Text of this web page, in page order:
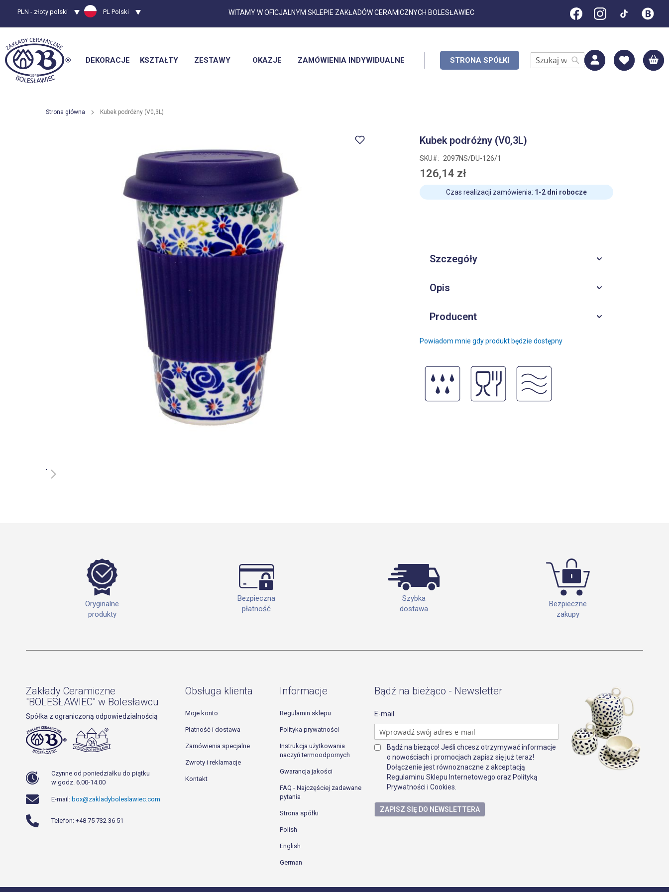
Przejdź
Waluta
PLN - złoty polski Język PL Polski WITAMY W OFICJALNYM SKLEPIE ZAKŁADÓW CERAMICZNYCH BOLESŁAWIEC
DEKORACJE KSZTAŁTY ZESTAWY OKAZJE ZAMÓWIENIA INDYWIDUALNE STRONA SPÓŁKI
Search Search
Strona główna Kubek podróżny (V0,3L)
Kubek podróżny (V0,3L)
SKU 2097NS/DU-126/1
126,14 zł
Powiadom mnie gdy produkt będzie dostępny
Czas realizacji zamówienia: 1-2 dni robocze
Szczegóły
Opis
Producent
Oryginalne
produkty
Bezpieczna
płatność
Szybka
dostawa
Bezpieczne
zakupy
Zakłady Ceramiczne
"BOLESŁAWIEC" w Bolesławcu
Spółka z ograniczoną odpowiedzialnością
Czynne od poniedziałku do piątku
w godz. 6.00-14.00
E-mail: box@zakladyboleslawiec.com
Telefon: +48 75 732 36 51
Obsługa klienta
Moje konto
Płatność i dostawa
Zamówienia specjalne
Zwroty i reklamacje
Kontakt
Informacje
Regulamin sklepu
Polityka prywatności
Instrukcja użytkowania
naczyń termoodpornych
Gwarancja jakości
FAQ - Najczęściej zadawane
pytania
Strona spółki
Polish
English
German
Bądź na bieżąco - Newsletter
E-mail
Bądź na bieżąco! Jeśli chcesz otrzymywać informacje
o nowościach i promocjach zapisz się już teraz!
Dołączenie jest równoznaczne z akceptacją
Regulaminu Sklepu Internetowego oraz Polityką
Prywatności i Cookies.
ZAPISZ SIĘ DO NEWSLETTERA